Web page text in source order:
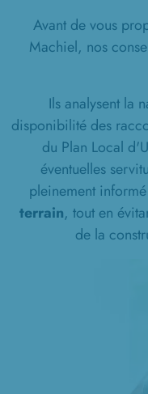
Avant de vous
Machiel, nos
Ils analysent la
disponibilité des
du Plan Local
éventuelles
pleinement
terrain, tout en
de la